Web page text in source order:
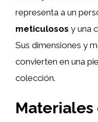
representa a un
meticulosos y una
Sus dimensiones y
convierten en una
colección.